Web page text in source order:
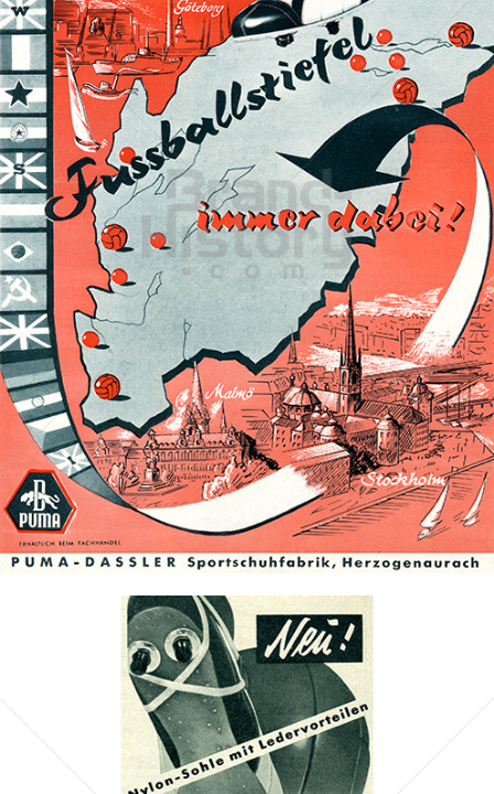
PUMA PUMA AG RUDOLF DASSLER SPORT
Bild-ID: 70224